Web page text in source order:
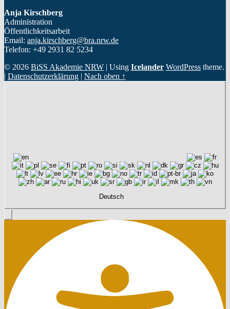
Anja Kirschberg
Administration
Öffentlichkeitsarbeit
Email: anja.kirschberg@bra.nrw.de
Telefon: +49 2931 82 5234
© 2026 BiSS Akademie NRW | Using Icelander WordPress theme.
| Datenschutzerklärung | Nach oben ↑
Deutsch